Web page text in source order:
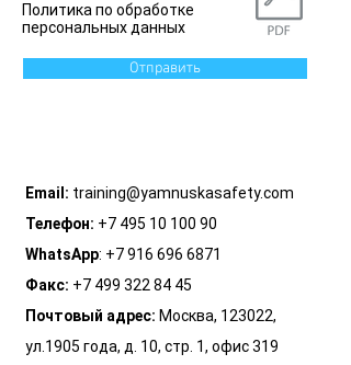
Email: training@yamnuskasafety.com
Телефон: +7 495 10 100 90
WhatsApp: +7 916 696 6871
Факс: +7 499 322 84 45
Почтовый адрес: Москва, 123022,
ул.1905 года, д. 10, стр. 1, офис 319
Политика по обработке
персональных данных
Отправить